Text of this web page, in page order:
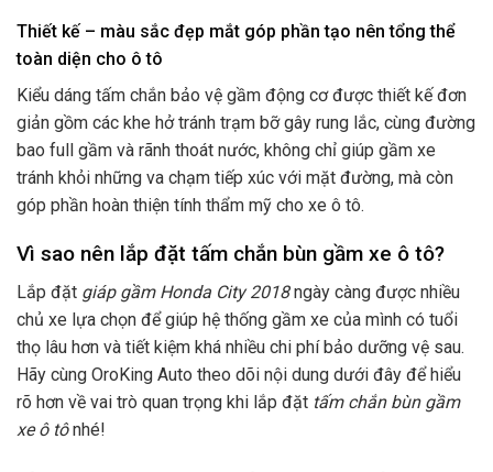
Thiết kế – màu sắc đẹp mắt góp phần tạo nên tổng thể
toàn diện cho ô tô
Kiểu dáng tấm chắn bảo vệ gầm động cơ được thiết kế đơn
giản gồm các khe hở tránh trạm bỡ gây rung lắc, cùng đường
bao full gầm và rãnh thoát nước, không chỉ giúp gầm xe
tránh khỏi những va chạm tiếp xúc với mặt đường, mà còn
góp phần hoàn thiện tính thẩm mỹ cho xe ô tô.
Vì sao nên lắp đặt tấm chắn bùn gầm xe ô tô?
Lắp đặt giáp gầm Honda City 2018ngày càng được nhiều
chủ xe lựa chọn để giúp hệ thống gầm xe của mình có tuổi
thọ lâu hơn và tiết kiệm khá nhiều chi phí bảo dưỡng vệ sau.
Hãy cùng OroKing Auto theo dõi nội dung dưới đây để hiểu
rõ hơn về vai trò quan trọng khi lắp đặt tấm chắn bùn gầm
xe ô tônhé!